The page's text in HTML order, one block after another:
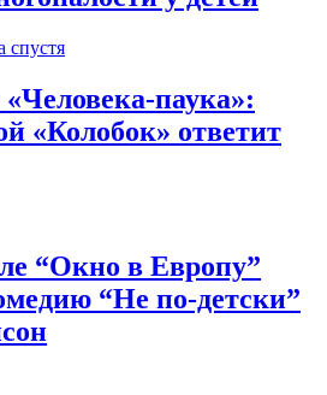
спустя
паука»:
«Колобок» ответит
“Окно в Европу”
“Не по-детски”